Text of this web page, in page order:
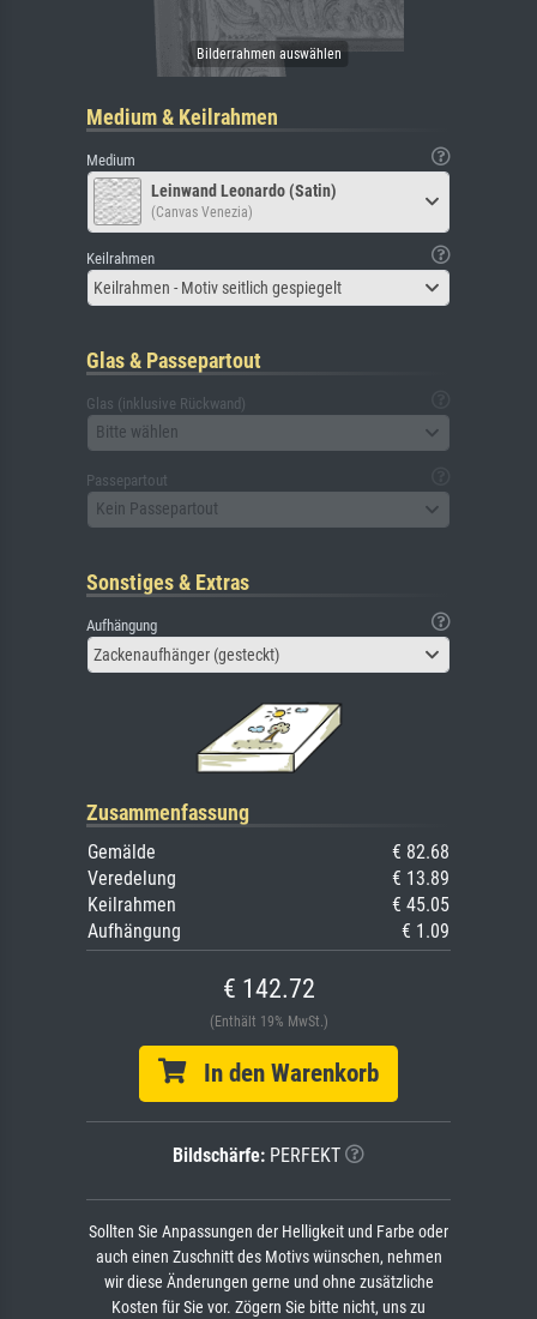
Medium & Keilrahmen
Medium
Leinwand Leonardo (Satin)
(Canvas Venezia)
Keilrahmen
Keilrahmen - Motiv seitlich gespiegelt
Glas & Passepartout
Glas (inklusive Rückwand)
Bitte wählen
Passepartout
Kein Passepartout
Sonstiges & Extras
Aufhängung
Zackenaufhänger (gesteckt)
Zusammenfassung
Gemälde
€ 82.68
Veredelung
€ 13.89
Keilrahmen
€ 45.05
Aufhängung
€ 1.09
€ 142.72
(Enthält 19% MwSt.)
In den Warenkorb
Bildschärfe: PERFEKT
Sollten Sie Anpassungen der Helligkeit und Farbe oder
auch einen Zuschnitt des Motivs wünschen, nehmen
wir diese Änderungen gerne und ohne zusätzliche
Kosten für Sie vor. Zögern Sie bitte nicht, uns zu